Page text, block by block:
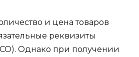
и цена товаров
реквизиты
Однако при получении